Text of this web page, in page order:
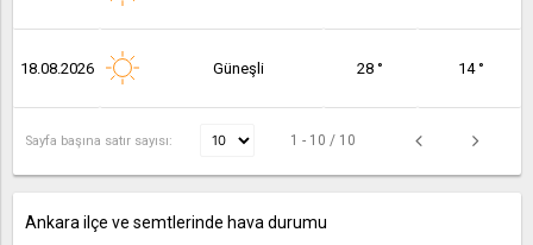
18.08.2026 Güneşli 28 ° 14 °
Sayfa başına satır sayısı: 1 - 10 / 10
Ankara ilçe ve semtlerinde hava durumu